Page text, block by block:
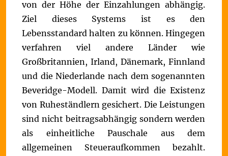
von der Höhe der Einzahlungen abhängig.
Ziel dieses Systems ist es den
Lebensstandard halten zu können. Hingegen
verfahren viel andere Länder wie
Großbritannien, Irland, Dänemark, Finnland
und die Niederlande nach dem sogenannten
Beveridge-Modell. Damit wird die Existenz
von Ruheständlern gesichert. Die Leistungen
sind nicht beitragsabhängig sondern werden
als einheitliche Pauschale aus dem
allgemeinen Steueraufkommen bezahlt.